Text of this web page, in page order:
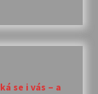
se i vás – a